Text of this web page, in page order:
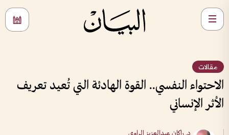
مقالات
الاحتواء النفسي.. القوة الهادئة التي تُعيد تعريف
الأثر الإنساني